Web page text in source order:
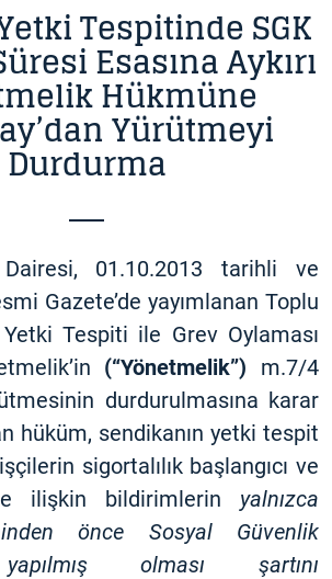
Tespitinde SGK
Esasına Aykırı
Hükmüne
Yürütmeyi
Durdurma
01.10.2013 tarihli ve
Gazete’de yayımlanan Toplu
Tespiti ile Grev Oylaması
(“Yönetmelik”) m.7/4
durdurulmasına karar
hüküm, sendikanın yetki tespit
sigortalılık başlangıcı ve
ilişkin bildirimlerin yalnızca
önce Sosyal Güvenlik
olması şartını